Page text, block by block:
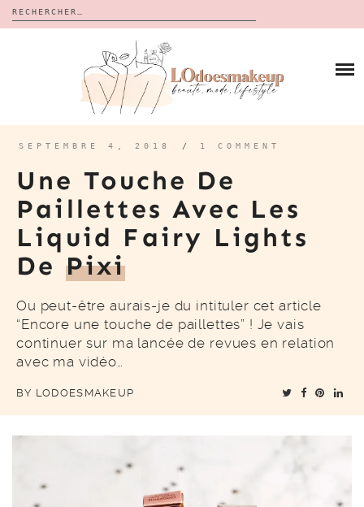
Rechercher :
CALENDRIERS DE L’AVENT
BON PLAN
À PROPOS
CONTACT
SEPTEMBRE 4, 2018 / 1 COMMENT
Une Touche De
Paillettes Avec Les
Liquid Fairy Lights
De Pixi
Ou peut-être aurais-je du intituler cet article
“Encore une touche de paillettes” ! Je vais
continuer sur ma lancée de revues en relation
avec ma vidéo…
BY LODOESMAKEUP